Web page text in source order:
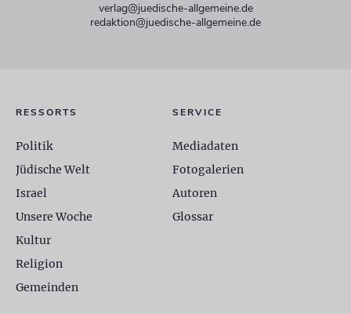
verlag@juedische-allgemeine.de
redaktion@juedische-allgemeine.de
RESSORTS
Politik
Jüdische Welt
Israel
Unsere Woche
Kultur
Religion
Gemeinden
SERVICE
Mediadaten
Fotogalerien
Autoren
Glossar